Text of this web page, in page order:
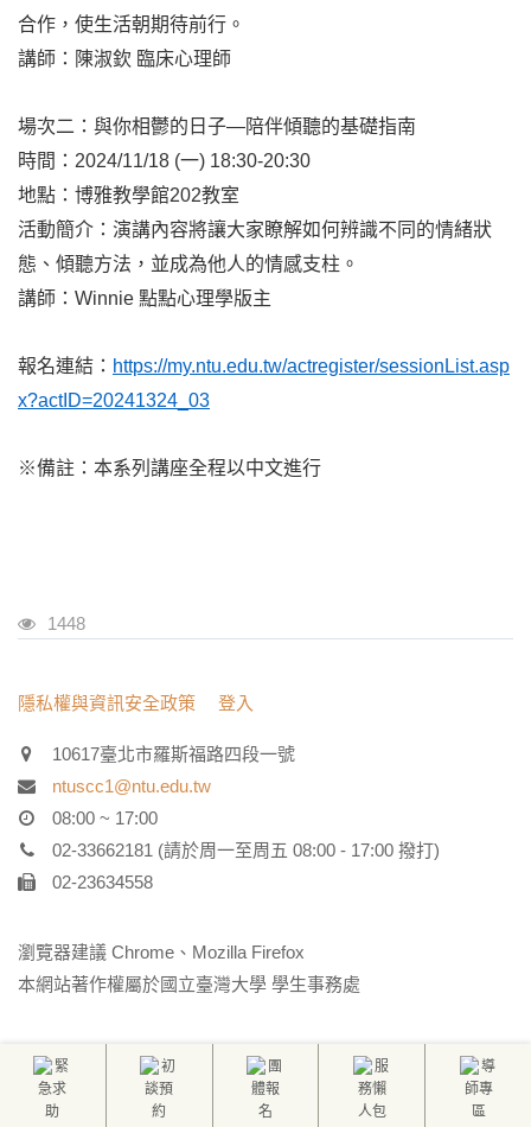
合作，使生活朝期待前行。
講師：陳淑欽 臨床心理師
場次二：與你相鬱的日子—陪伴傾聽的基礎指南
時間：2024/11/18 (一) 18:30-20:30
地點：博雅教學館202教室
活動簡介：演講內容將讓大家瞭解如何辨識不同的情緒狀
態、傾聽方法，並成為他人的情感支柱。
講師：Winnie 點點心理學版主
報名連結： https://my.ntu.edu.tw/actregister/sessionList.asp
x?actID=20241324_03
※備註：本系列講座全程以中文進行
瀏覽人次
1448
:::
隱私權與資訊安全政策 登入
10617臺北市羅斯福路四段一號
ntuscc1@ntu.edu.tw
08:00 ~ 17:00
02-33662181 (請於周一至周五 08:00 - 17:00 撥打)
02-23634558
瀏覽器建議 Chrome、Mozilla Firefox
本網站著作權屬於國立臺灣大學 學生事務處